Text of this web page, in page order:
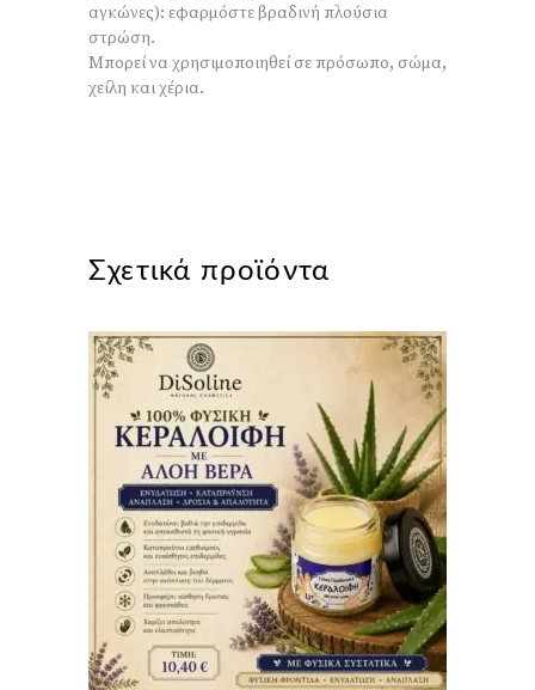
αγκώνες): εφαρμόστε βραδινή πλούσια
στρώση.
Μπορεί να χρησιμοποιηθεί σε πρόσωπο, σώμα,
χείλη και χέρια.
Σχετικά προϊόντα